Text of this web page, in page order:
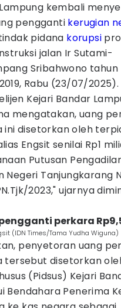
kembali
pengganti kerugian
pidana korupsi
jalan Ir Sutami-
Sribahwono tahun
Rabu (23/07/2025).
Kejari Bandar
mengatakan, uang
ini disetorkan oleh
Engsit senilai Rp1
Putusan
Negeri Tanjungkarang
2023," ujarnya
perkara
(IDN Times/Tama Yudha Wiguna)
penyetoran uang
tersebut disetorkan
(Pidsus) Kejari
Bendahara Penerima